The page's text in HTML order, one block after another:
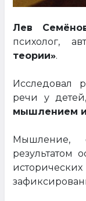
Лев
психолог,
теории».
Исследовал
речи у
мышлением
Мышление,
результатом